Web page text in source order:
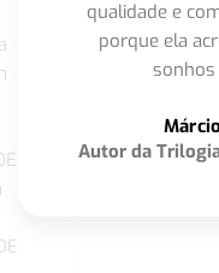
qualidade e
porque ela
sonhos
Autor da